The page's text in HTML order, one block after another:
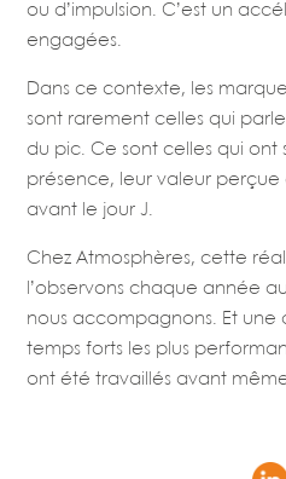
ou d’impulsion. C’est un
engagées.
Dans ce contexte, les
sont rarement celles qui
du pic. Ce sont celles qui ont
présence, leur valeur
avant le jour J.
Chez Atmosphères, cette
l’observons chaque année
nous accompagnons. Et une
temps forts les plus
ont été travaillés avant